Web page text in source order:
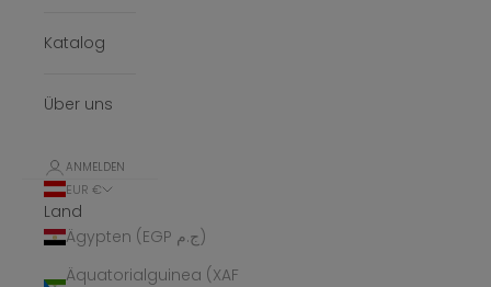
Katalog
Über uns
ANMELDEN
EUR €
Land
Ägypten (EGP ج.م)
Äquatorialguinea (XAF